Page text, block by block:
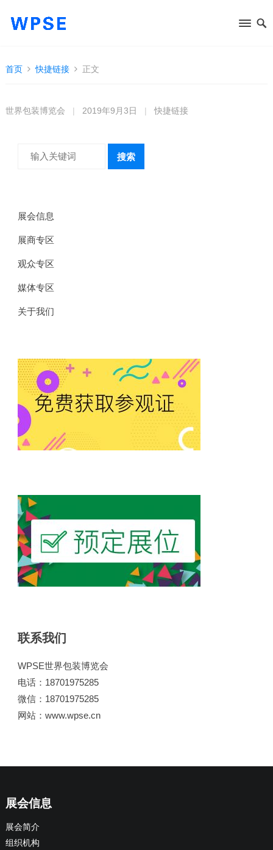
首页 快捷链接 正文
世界包装博览会 2019年9月3日 快捷链接
搜索
展会信息
展商专区
观众专区
媒体专区
关于我们
联系我们
WPSE世界包装博览会
电话：18701975285
微信：18701975285
网站：www.wpse.cn
展会信息
展会简介
组织机构